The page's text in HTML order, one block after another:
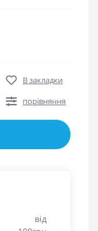
В закладки
порівняння
від